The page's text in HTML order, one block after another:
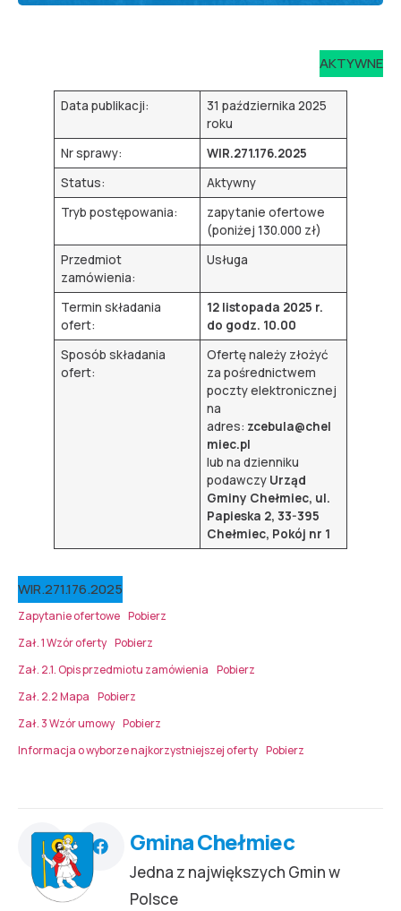
AKTYWNE
Data publikacji:
31 października 2025
roku
Nr sprawy:
WIR.271.176.2025
Status:
Aktywny
Tryb postępowania:
zapytanie ofertowe
(poniżej 130.000 zł)
Przedmiot
zamówienia:
Usługa
Termin składania
ofert:
12 listopada 2025 r.
do godz. 10.00
Sposób składania
ofert:
Ofertę należy złożyć
za pośrednictwem
poczty elektronicznej
na
adres: zcebula@chel
miec.pl
lub na dzienniku
podawczy Urząd
Gminy Chełmiec, ul.
Papieska 2, 33-395
Chełmiec, Pokój nr 1
WIR.271.176.2025
Zapytanie ofertowe Pobierz
Zał. 1 Wzór oferty Pobierz
Zał. 2.1. Opis przedmiotu zamówienia Pobierz
Zał. 2.2 Mapa Pobierz
Zał. 3 Wzór umowy Pobierz
Informacja o wyborze najkorzystniejszej oferty Pobierz
Gmina Chełmiec
Jedna z największych Gmin w
Polsce